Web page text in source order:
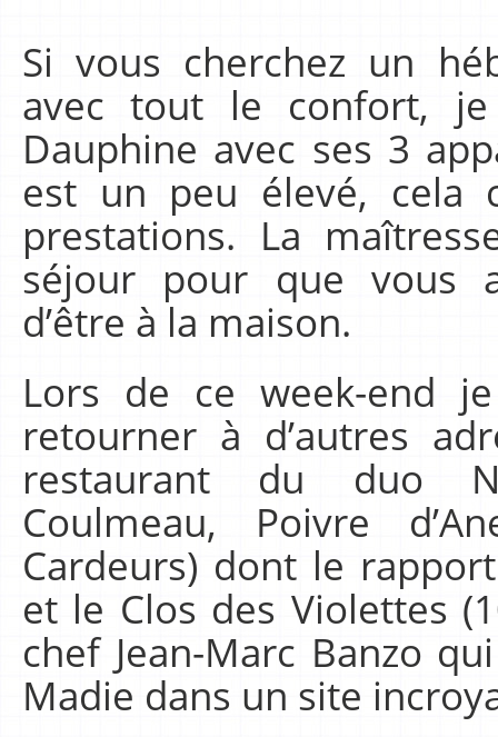
Si vous cherchez un
avec tout le confort,
Dauphine avec ses 3
est un peu élevé, cela
prestations. La
séjour pour que vous
d’être à la maison.
Lors de ce week-end
retourner à d’autres
restaurant du duo
Coulmeau, Poivre
Cardeurs) dont le
et le Clos des Violettes
chef Jean-Marc Banzo
Madie dans un site